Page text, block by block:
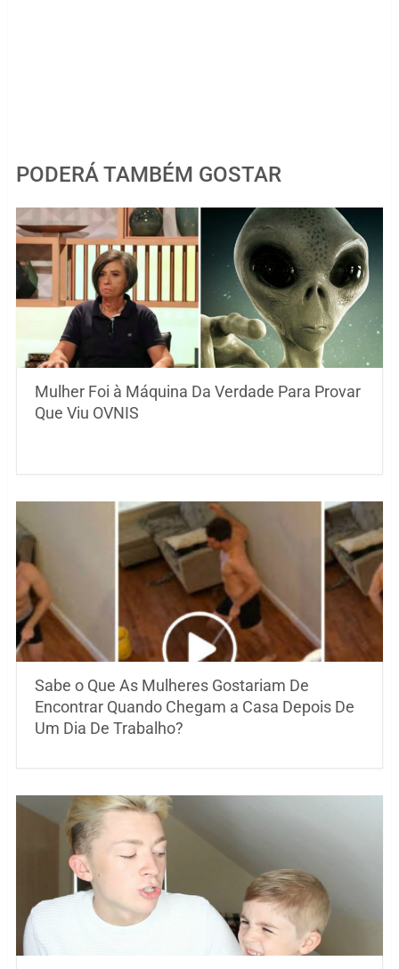
PODERÁ TAMBÉM GOSTAR
Mulher Foi à Máquina Da Verdade Para Provar
Que Viu OVNIS
Sabe o Que As Mulheres Gostariam De
Encontrar Quando Chegam a Casa Depois De
Um Dia De Trabalho?